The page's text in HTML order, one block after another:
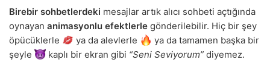
Birebir sohbetlerdeki mesajlar artık alıcı sohbeti açtığında
oynayan animasyonlu efektlerle gönderilebilir. Hiç bir şey
öpücüklerle
ya da alevlerle
ya da tamamen başka bir
şeyle
kaplı bir ekran gibi “Seni Seviyorum” diyemez.